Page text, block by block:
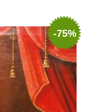
-75%